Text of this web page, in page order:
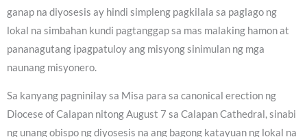
ganap na diyosesis ay hindi simpleng pagkilala sa paglago ng
lokal na simbahan kundi pagtanggap sa mas malaking hamon at
pananagutang ipagpatuloy ang misyong sinimulan ng mga
naunang misyonero.
Sa kanyang pagninilay sa Misa para sa canonical erection ng
Diocese of Calapan nitong August 7 sa Calapan Cathedral, sinabi
ng unang obispo ng diyosesis na ang bagong katayuan ng lokal na